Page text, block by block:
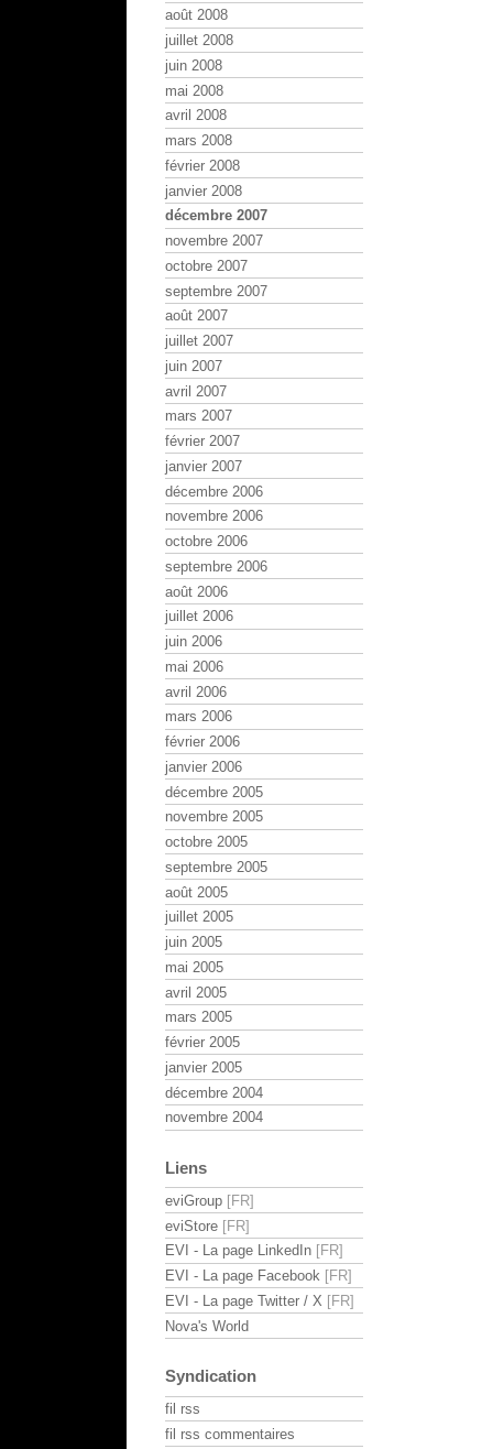
août 2008
juillet 2008
juin 2008
mai 2008
avril 2008
mars 2008
février 2008
janvier 2008
décembre 2007
novembre 2007
octobre 2007
septembre 2007
août 2007
juillet 2007
juin 2007
avril 2007
mars 2007
février 2007
janvier 2007
décembre 2006
novembre 2006
octobre 2006
septembre 2006
août 2006
juillet 2006
juin 2006
mai 2006
avril 2006
mars 2006
février 2006
janvier 2006
décembre 2005
novembre 2005
octobre 2005
septembre 2005
août 2005
juillet 2005
juin 2005
mai 2005
avril 2005
mars 2005
février 2005
janvier 2005
décembre 2004
novembre 2004
Liens
eviGroup
eviStore
EVI - La page LinkedIn
EVI - La page Facebook
EVI - La page Twitter / X
Nova's World
Syndication
fil rss
fil rss commentaires